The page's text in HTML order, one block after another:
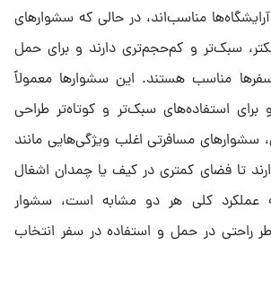
آرایشگاه‌ها مناسب‌اند، در حالی که سشوارهای
سبک‌تر و کم‌حجم‌تری دارند و برای حمل
مناسب هستند. این سشوارها معمولاً
برای استفاده‌های سبک‌تر و کوتاه‌تر طراحی
سشوارهای مسافرتی اغلب ویژگی‌هایی مانند
تا فضای کمتری در کیف یا چمدان اشغال
عملکرد کلی هر دو مشابه است، سشوار
راحتی در حمل و استفاده در سفر انتخاب